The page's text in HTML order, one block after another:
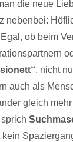
die neue
nebenbei:
ob beim
, nicht
auch als
gleich
kein